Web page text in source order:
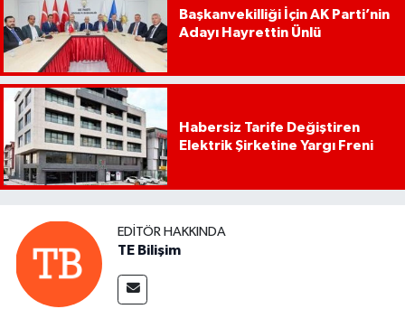
Başkanvekilliği İçin AK Parti’nin
Adayı Hayrettin Ünlü
Habersiz Tarife Değiştiren
Elektrik Şirketine Yargı Freni
EDITÖR HAKKINDA
TE Bilişim